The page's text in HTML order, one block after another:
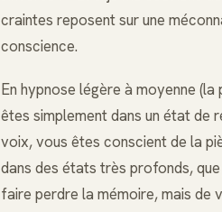
craintes reposent sur une
conscience.
En hypnose légère à moyenne
êtes simplement dans un état de
voix, vous êtes conscient de la
dans des états très profonds, que
faire perdre la mémoire, mais de